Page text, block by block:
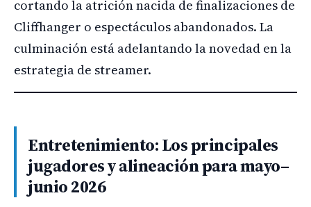
cortando la atrición nacida de finalizaciones de
Cliffhanger o espectáculos abandonados. La
culminación está adelantando la novedad en la
estrategia de streamer.
Entretenimiento: Los principales
jugadores y alineación para mayo–
junio 2026